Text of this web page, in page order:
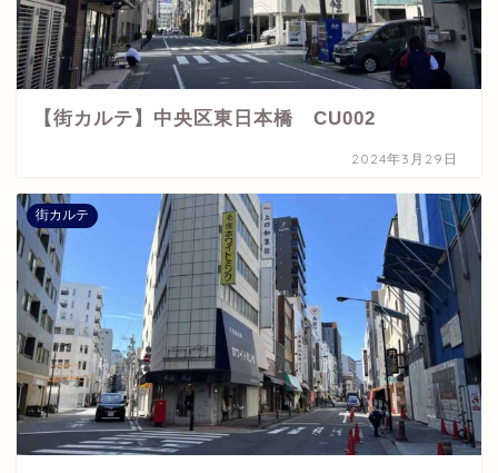
【街カルテ】中央区東日本橋 CU002
2024年3月29日
街カルテ